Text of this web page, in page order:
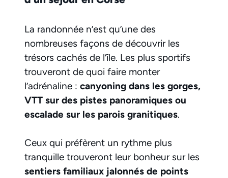
La randonnée n’est qu’une des
nombreuses façons de découvrir les
trésors cachés de l’île. Les plus sportifs
trouveront de quoi faire monter
l’adrénaline : canyoning dans les gorges,
VTT sur des pistes panoramiques ou
escalade sur les parois granitiques.
Ceux qui préfèrent un rythme plus
tranquille trouveront leur bonheur sur les
sentiers familiaux jalonnés de points